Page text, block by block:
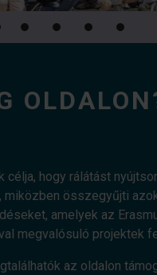
célja, hogy rálátást
miközben összegyűjti
amelyek az
megvalósuló projektek
az oldalon